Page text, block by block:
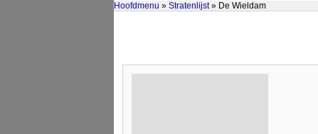
Hoofdmenu » Stratenlijst» De Wieldam